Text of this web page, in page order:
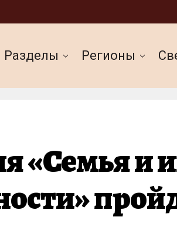
Разделы Регионы
«Семья и